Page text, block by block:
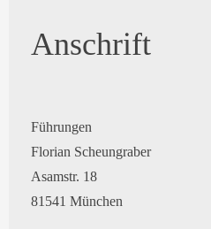
Anschrift
Führungen
Florian Scheungraber
Asamstr. 18
81541 München